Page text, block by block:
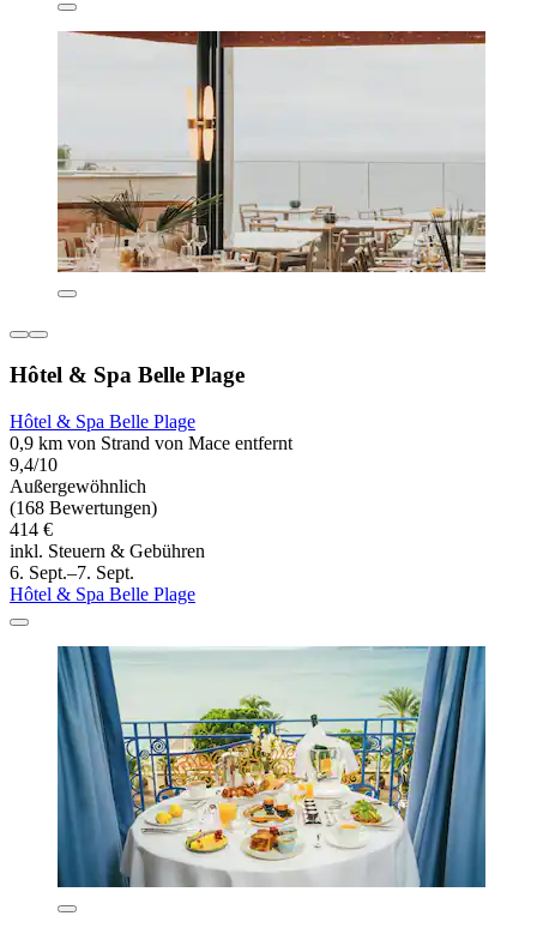
Hôtel & Spa Belle Plage
Hôtel & Spa Belle Plage
0,9 km von Strand von Mace entfernt
9,4/10
Außergewöhnlich
(168 Bewertungen)
414 €
inkl. Steuern & Gebühren
6. Sept.–7. Sept.
Hôtel & Spa Belle Plage